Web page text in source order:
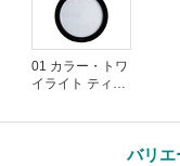
01 カラー・トワ
イライト ティン
バリエ